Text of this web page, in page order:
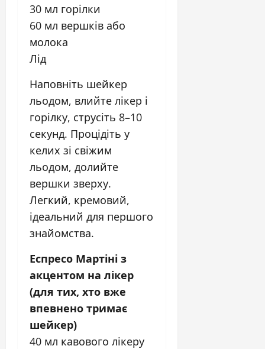
30 мл горілки
60 мл вершків або
молока
Лід
Наповніть шейкер
льодом, влийте лікер і
горілку, струсіть 8–10
секунд. Процідіть у
келих зі свіжим
льодом, долийте
вершки зверху.
Легкий, кремовий,
ідеальний для першого
знайомства.
Еспресо Мартіні з
акцентом на лікер
(для тих, хто вже
впевнено тримає
шейкер)
40 мл кавового лікеру